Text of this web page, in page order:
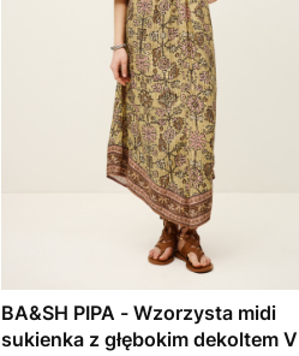
BA&SH PIPA - Wzorzysta midi
sukienka z głębokim dekoltem V